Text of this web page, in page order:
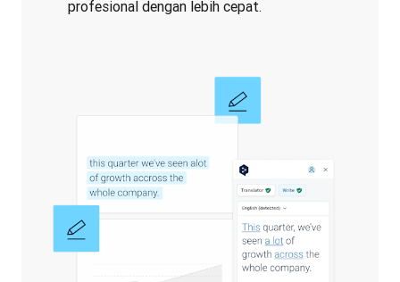
profesional dengan lebih cepat.